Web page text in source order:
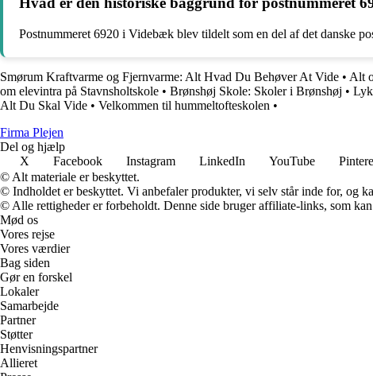
Postnummeret 6920 i Videbæk blev tildelt som en del af det danske
Smørum Kraftvarme og Fjernvarme: Alt Hvad Du Behøver At Vide • Alt
om elevintra på Stavnsholtskole • Brønshøj Skole: Skoler i Brønshøj •
Alt Du Skal Vide • Velkommen til hummeltofteskolen •
Firma Plejen
Del og hjælp
X
Facebook Instagram LinkedIn YouTube
© Alt materiale er beskyttet.
© Indholdet er beskyttet. Vi anbefaler produkter, vi selv står inde for, og
© Alle rettigheder er forbeholdt. Denne side bruger affiliate-links, som
Mød os
Vores rejse
Vores værdier
Bag siden
Gør en forskel
Lokaler
Samarbejde
Partner
Støtter
Henvisningspartner
Allieret